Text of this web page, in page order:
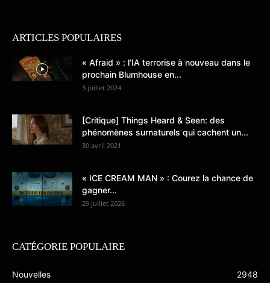
ARTICLES POPULAIRES
« Afraid » : l’IA terrorise à nouveau dans le
prochain Blumhouse en...
3 juillet 2024
[Critique] Things Heard & Seen: des
phénomènes surnaturels qui cachent un...
30 avril 2021
« ICE CREAM MAN » : Courez la chance de
gagner...
29 juillet 2026
CATÉGORIE POPULAIRE
Nouvelles
2948